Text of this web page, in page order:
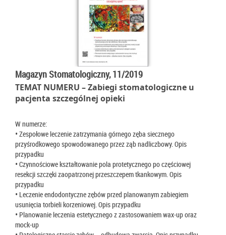
Magazyn Stomatologiczny, 11/2019
TEMAT NUMERU – Zabiegi stomatologiczne u
pacjenta szczególnej opieki
W numerze:
• Zespołowe leczenie zatrzymania górnego zęba siecznego
przyśrodkowego spowodowanego przez ząb nadliczbowy. Opis
przypadku
• Czynnościowe kształtowanie pola protetycznego po częściowej
resekcji szczęki zaopatrzonej przeszczepem tkankowym. Opis
przypadku
• Leczenie endodontyczne zębów przed planowanym zabiegiem
usunięcia torbieli korzeniowej. Opis przypadku
• Planowanie leczenia estetycznego z zastosowaniem wax-up oraz
mock-up